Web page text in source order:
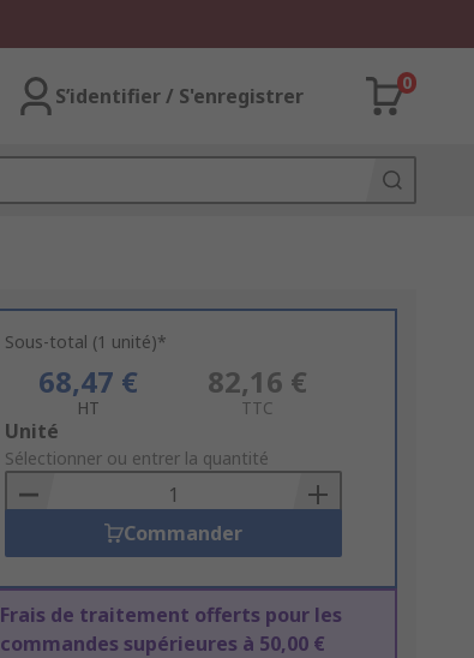
S’identifier / S'enregistrer
0
Sous-total (1 unité)*
68,47 €
HT
82,16 €
TTC
Add
to
Basket
Unité
Sélectionner ou entrer la quantité
Commander
Frais de traitement offerts pour les
commandes supérieures à 50,00 €